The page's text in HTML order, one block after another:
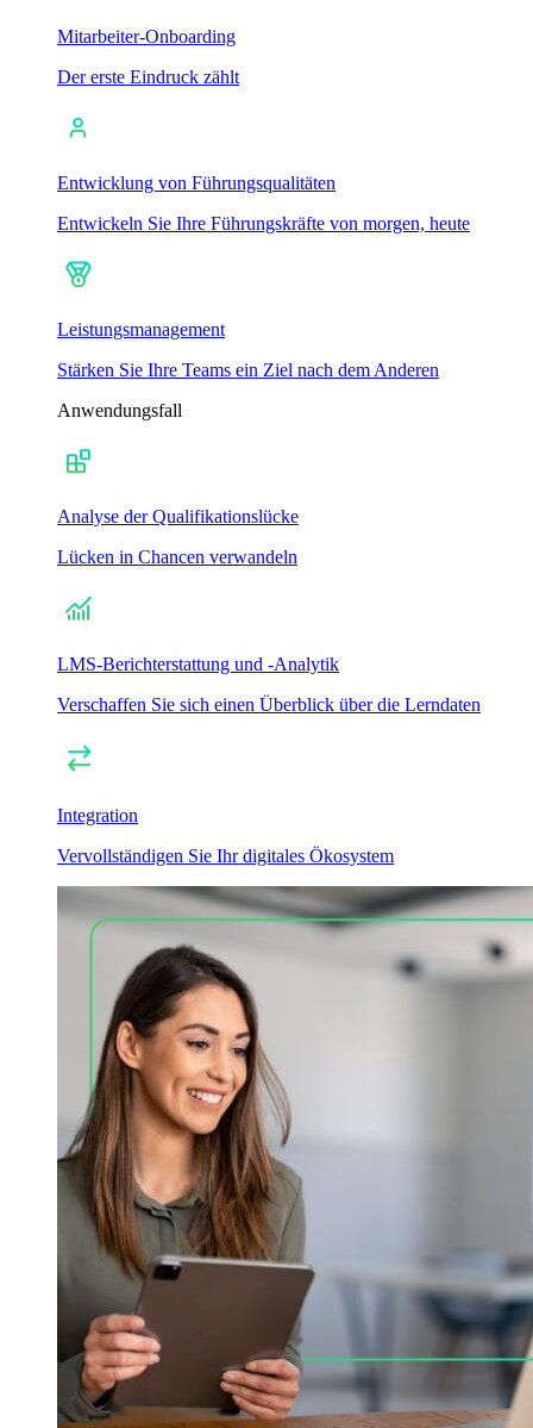
Mitarbeiter-Onboarding
Der erste Eindruck zählt
Entwicklung von Führungsqualitäten
Entwickeln Sie Ihre Führungskräfte von morgen, heute
Leistungsmanagement
Stärken Sie Ihre Teams ein Ziel nach dem Anderen
Anwendungsfall
Analyse der Qualifikationslücke
Lücken in Chancen verwandeln
LMS-Berichterstattung und -Analytik
Verschaffen Sie sich einen Überblick über die Lerndaten
Integration
Vervollständigen Sie Ihr digitales Ökosystem